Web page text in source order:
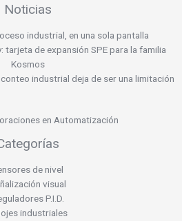
Noticias
industrial, en una sola pantalla
tarjeta de expansión SPE para la familia
Kosmos
industrial deja de ser una limitación
en Automatización
de nivel
visual
P.I.D.
industriales